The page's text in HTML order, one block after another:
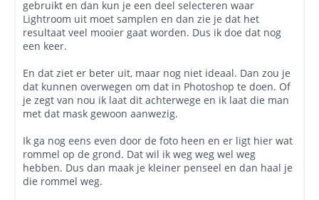
gebruikt en dan kun je een deel selecteren waar
Lightroom uit moet samplen en dan zie je dat het
resultaat veel mooier gaat worden. Dus ik doe dat nog
een keer.
En dat ziet er beter uit, maar nog niet ideaal. Dan zou je
dat kunnen overwegen om dat in Photoshop te doen. Of
je zegt van nou ik laat dit achterwege en ik laat die man
met dat mask gewoon aanwezig.
Ik ga nog eens even door de foto heen en er ligt hier wat
rommel op de grond. Dat wil ik weg weg wel weg
hebben. Dus dan maak je kleiner penseel en dan haal je
die rommel weg.